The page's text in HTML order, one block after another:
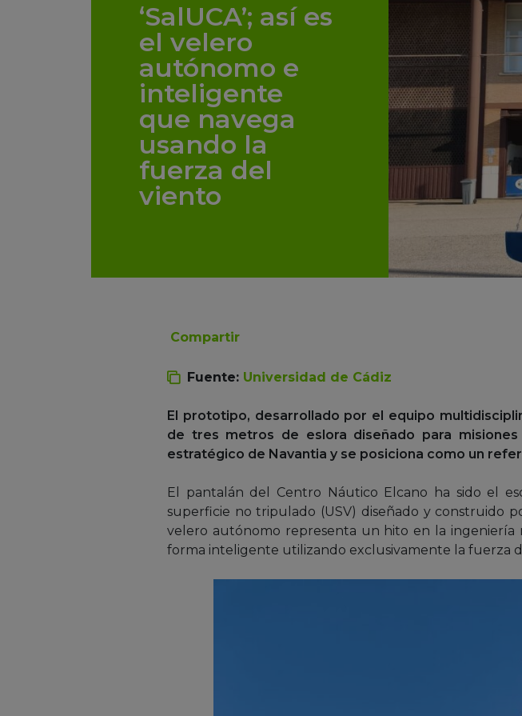
‘SalUCA’; así es
el velero
autónomo e
inteligente
que navega
usando la
fuerza del
viento
Compartir
Fuente: Universidad de Cádiz
El prototipo, desarrollado por el equipo
de tres metros de eslora diseñado para
estratégico de Navantia y se posiciona como un
El pantalán del Centro Náutico Elcano ha sido el
superficie no tripulado (USV) diseñado y construido
velero autónomo representa un hito en la ingeniería
forma inteligente utilizando exclusivamente la fuerza